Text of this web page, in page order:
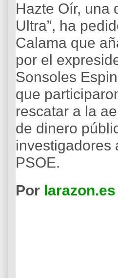
Hazte Oír, una
Ultra”, ha
Calama que
por el
Sonsoles
que
rescatar a la
de dinero
investigadores
PSOE.
Por larazon.es